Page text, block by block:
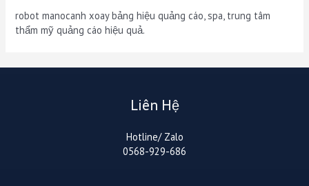
robot manocanh xoay bảng hiệu quảng cáo, spa, trung tâm
thẩm mỹ quảng cáo hiệu quả.
Liên Hệ
Hotline/ Zalo
0568-929-686